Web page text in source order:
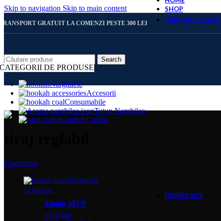
Skip to navigation Skip to main content
GRATUIT LA COMENZI PESTE 300 LEI
Search
CATEGORII DE PRODUSE
Narghilele
Accesorii
Consumabile
Tutun Narghilea
Carduri Cadou
SHOP
CARDURI CADOU
DESPRE NOI
Categories
Narghilele
34 Produse
Aladin MVP
4 Produse